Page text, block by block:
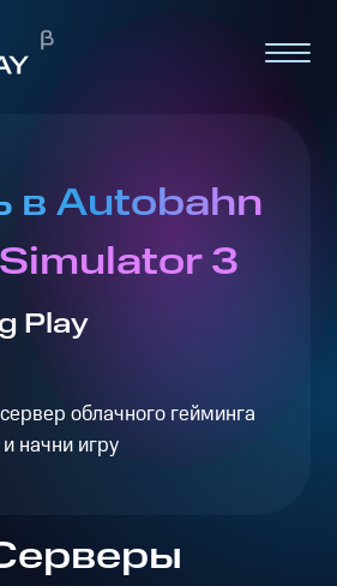
в Autobahn
3
Play
облачного гейминга
начни игру